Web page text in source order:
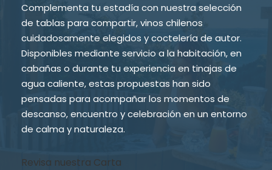
Complementa tu estadía con nuestra selección
de tablas para compartir, vinos chilenos
cuidadosamente elegidos y coctelería de autor.
Disponibles mediante servicio a la habitación, en
cabañas o durante tu experiencia en tinajas de
agua caliente, estas propuestas han sido
pensadas para acompañar los momentos de
descanso, encuentro y celebración en un entorno
de calma y naturaleza.
Revisa nuestra Carta